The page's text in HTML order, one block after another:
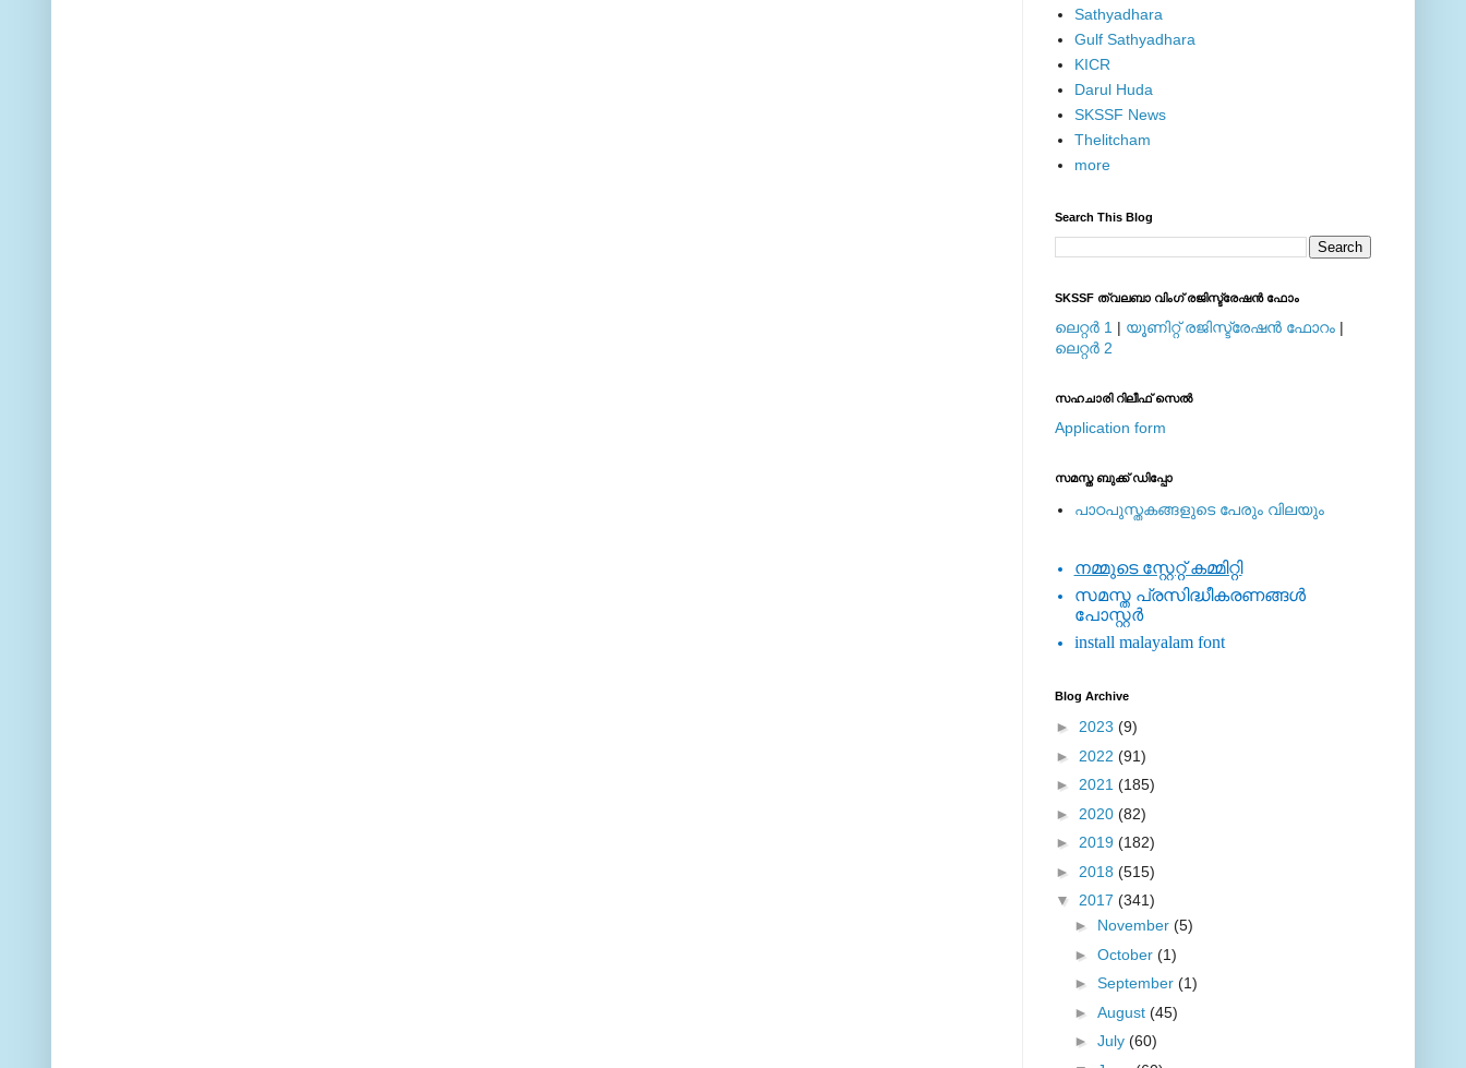
Sathyadhara
Gulf Sathyadhara
KICR
Darul Huda
SKSSF News
Thelitcham
more
Search This Blog
SKSSF ത്വലബാ വിംഗ് രജിസ്ട്രേഷന്‍ ഫോം
ലെറ്റര്‍ 1 | യൂണിറ്റ് രജിസ്ട്രേഷന്‍ ഫോറം |
ലെറ്റര്‍ 2
സഹചാരി റിലീഫ് സെല്‍
Application form
സമസ്ത ബുക്ക് ഡിപ്പോ
പാഠപുസ്തകങ്ങളുടെ പേരും വിലയും
നമ്മുടെ സ്റ്റേറ്റ് കമ്മിറ്റി
സമസ്ത പ്രസിദ്ധീകരണങ്ങള്‍
പോസ്റ്റര്‍
install malayalam font
Blog Archive
► 2023 (9)
► 2022 (91)
► 2021 (185)
► 2020 (82)
► 2019 (182)
► 2018 (515)
▼ 2017 (341)
► November (5)
► October (1)
► September (1)
► August (45)
► July (60)